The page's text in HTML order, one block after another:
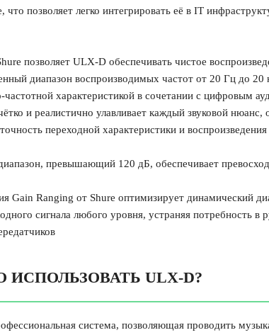
позволяет легко интегрировать её в IT
позволяет ULX-D обеспечивать чистое
диапазон воспроизводимых частот от 20 Гц до 20
характеристикой в сочетании с цифровым
и реалистично улавливает каждый звуковой нюанс,
переходной характеристики и воспроизведения
превышающий 120 дБ, обеспечивает
Gain Ranging от Shure оптимизирует динамический
сигнала любого уровня, устраняя потребность в
ULX-D?
система, позволяющая проводить